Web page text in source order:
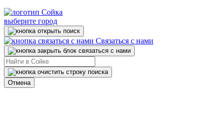
выберите город
Связаться с нами
Отмена